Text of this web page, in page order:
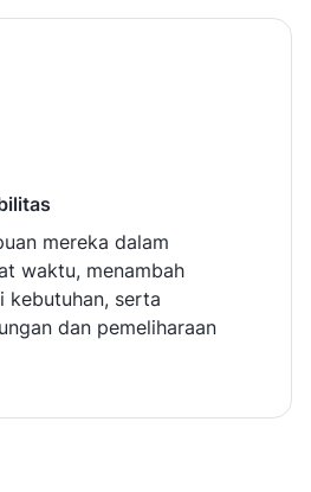
mereka dalam
waktu, menambah
kebutuhan, serta
dan pemeliharaan